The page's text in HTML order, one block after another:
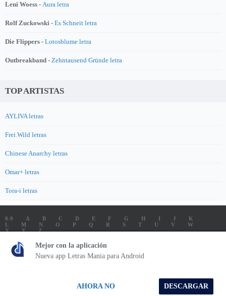
Leni Woess - Aura letra
Rolf Zuckowski - Es Schneit letra
Die Flippers - Lotosblume letra
Outbreakband - Zehntausend Gründe letra
TOP ARTISTAS
AYLIVA letras
Frei.Wild letras
Chinese Anarchy letras
Omar+ letras
Tora-i letras
0-9 A B C D E F G H I J
K
L
M N O P Q R S T V
W
X
Y
Z
LETRAS
SOUNDTRACK LETRAS
TOP 100 LETRAS
ENVIA LETRAS
Letrasmania.com - Copyright © 2026 - All Rights Reserved
Mejor con la aplicación
Nueva app Letras Mania para Android
DESCARGAR
AHORA NO